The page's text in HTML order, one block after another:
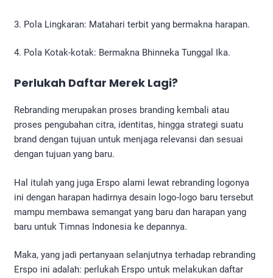
3. Pola Lingkaran: Matahari terbit yang bermakna harapan.
4. Pola Kotak-kotak: Bermakna Bhinneka Tunggal Ika.
Perlukah Daftar Merek Lagi?
Rebranding merupakan proses branding kembali atau
proses pengubahan citra, identitas, hingga strategi suatu
brand dengan tujuan untuk menjaga relevansi dan sesuai
dengan tujuan yang baru.
Hal itulah yang juga Erspo alami lewat rebranding logonya
ini dengan harapan hadirnya desain logo-logo baru tersebut
mampu membawa semangat yang baru dan harapan yang
baru untuk Timnas Indonesia ke depannya.
Maka, yang jadi pertanyaan selanjutnya terhadap rebranding
Erspo ini adalah: perlukah Erspo untuk melakukan daftar